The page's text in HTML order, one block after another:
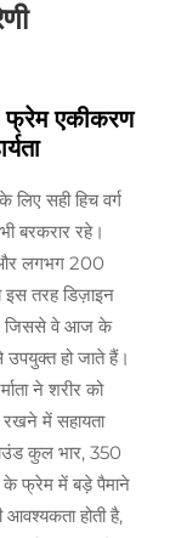
फ्रेम एकीकरण
सही हिच वर्ग
बरकरार रहे।
लगभग 200
तरह डिज़ाइन
जिससे वे आज के
हो जाते हैं।
ने शरीर को
रखने में सहायता
कुल भार, 350
के फ्रेम में बड़े पैमाने
आवश्यकता होती है,